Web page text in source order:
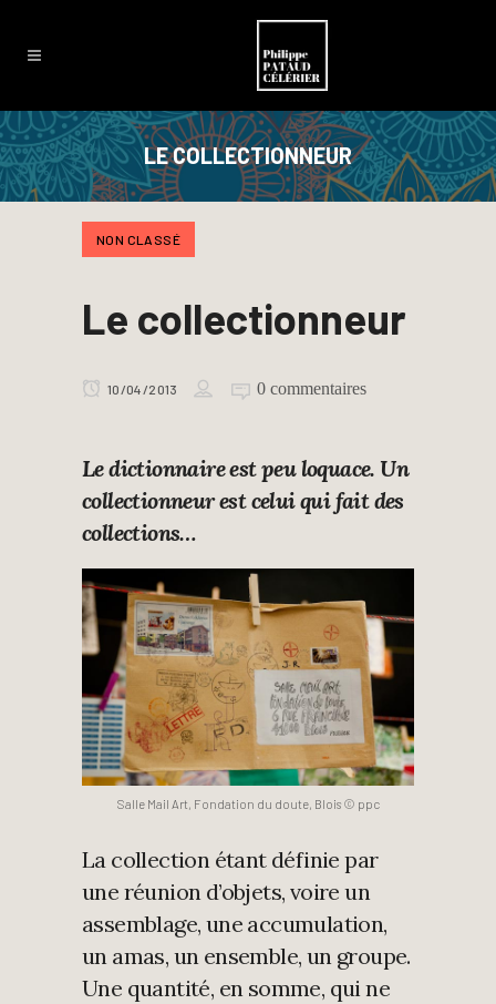
LE COLLECTIONNEUR
NON CLASSÉ
Le collectionneur
10/04/2013 0 commentaires
Le dictionnaire est peu loquace. Un
collectionneur est celui qui fait des
collections…
Salle Mail Art, Fondation du doute, Blois © ppc
La collection étant définie par
une réunion d’objets, voire un
assemblage, une accumulation,
un amas, un ensemble, un groupe.
Une quantité, en somme, qui ne